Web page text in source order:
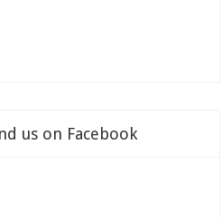
us on Facebook